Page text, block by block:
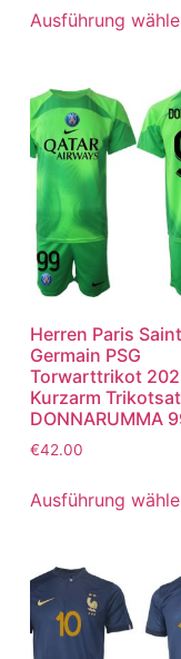
Ausführung
Herren Paris Saint
Germain PSG
Torwarttrikot
Kurzarm
DONNARUMMA
€42.00
Ausführung